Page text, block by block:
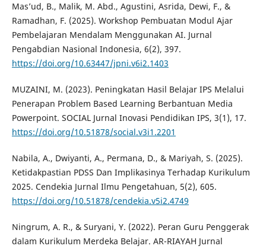
Mas’ud, B., Malik, M. Abd., Agustini, Asrida, Dewi, F., &
Ramadhan, F. (2025). Workshop Pembuatan Modul Ajar
Pembelajaran Mendalam Menggunakan AI. Jurnal
Pengabdian Nasional Indonesia, 6(2), 397.
https://doi.org/10.63447/jpni.v6i2.1403
MUZAINI, M. (2023). Peningkatan Hasil Belajar IPS Melalui
Penerapan Problem Based Learning Berbantuan Media
Powerpoint. SOCIAL Jurnal Inovasi Pendidikan IPS, 3(1), 17.
https://doi.org/10.51878/social.v3i1.2201
Nabila, A., Dwiyanti, A., Permana, D., & Mariyah, S. (2025).
Ketidakpastian PDSS Dan Implikasinya Terhadap Kurikulum
2025. Cendekia Jurnal Ilmu Pengetahuan, 5(2), 605.
https://doi.org/10.51878/cendekia.v5i2.4749
Ningrum, A. R., & Suryani, Y. (2022). Peran Guru Penggerak
dalam Kurikulum Merdeka Belajar. AR-RIAYAH Jurnal